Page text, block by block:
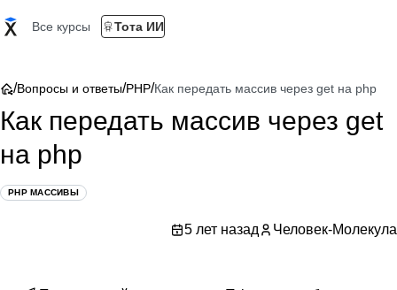
Все курсы Тота ИИ
/Вопросы и ответы/PHP/Как передать массив через get на php
Как передать массив через get
на php
PHP МАССИВЫ
5 лет назад Человек-Молекула